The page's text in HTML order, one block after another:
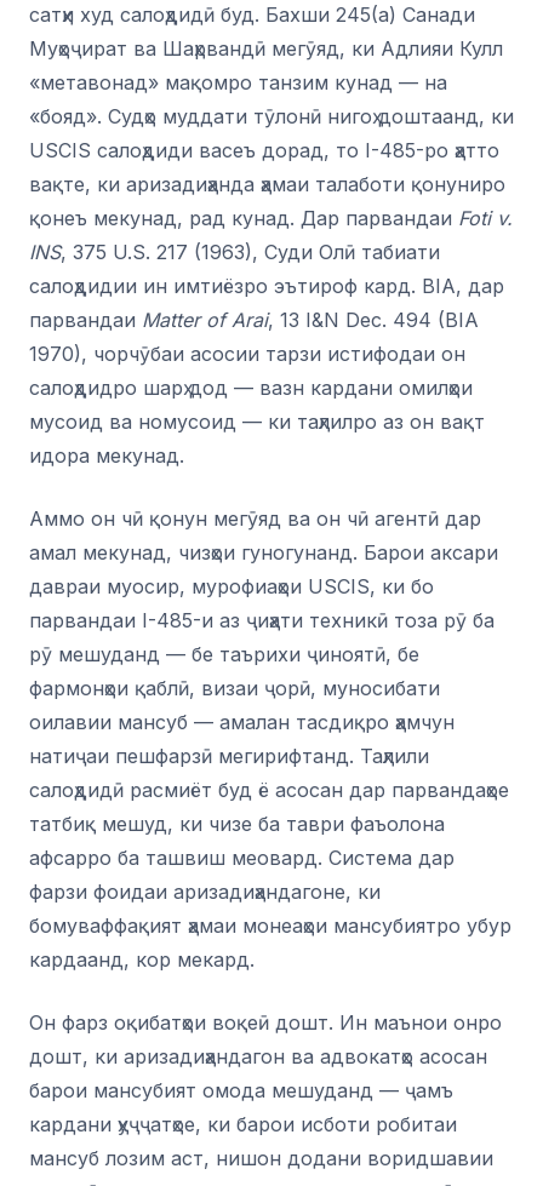
сатҳи худ салоҳдидӣ буд. Бахши 245(a) Санади
Муҳоҷират ва Шаҳрвандӣ мегӯяд, ки Адлияи Кулл
«метавонад» мақомро танзим кунад — на
«бояд». Судҳо муддати тӯлонӣ нигоҳ доштаанд, ки
USCIS салоҳдиди васеъ дорад, то I-485-ро ҳатто
вақте, ки аризадиҳанда ҳамаи талаботи қонуниро
қонеъ мекунад, рад кунад. Дар парвандаи Foti v.
INS, 375 U.S. 217 (1963), Суди Олӣ табиати
салоҳдидии ин имтиёзро эътироф кард. BIA, дар
парвандаи Matter of Arai, 13 I&N Dec. 494 (BIA
1970), чорчӯбаи асосии тарзи истифодаи он
салоҳдидро шарҳ дод — вазн кардани омилҳои
мусоид ва номусоид — ки таҳлилро аз он вақт
идора мекунад.
Аммо он чӣ қонун мегӯяд ва он чӣ агентӣ дар
амал мекунад, чизҳои гуногунанд. Барои аксари
давраи муосир, мурофиаҳои USCIS, ки бо
парвандаи I-485-и аз ҷиҳати техникӣ тоза рӯ ба
рӯ мешуданд — бе таърихи ҷиноятӣ, бе
фармонҳои қаблӣ, визаи ҷорӣ, муносибати
оилавии мансуб — амалан тасдиқро ҳамчун
натиҷаи пешфарзӣ мегирифтанд. Таҳлили
салоҳдидӣ расмиёт буд ё асосан дар парвандаҳое
татбиқ мешуд, ки чизе ба таври фаъолона
афсарро ба ташвиш меовард. Система дар
фарзи фоидаи аризадиҳандагоне, ки
бомуваффақият ҳамаи монеаҳои мансубиятро убур
кардаанд, кор мекард.
Он фарз оқибатҳои воқеӣ дошт. Ин маънои онро
дошт, ки аризадиҳандагон ва адвокатҳо асосан
барои мансубият омода мешуданд — ҷамъ
кардани ҳуҷҷатҳое, ки барои исботи робитаи
мансуб лозим аст, нишон додани воридшавии